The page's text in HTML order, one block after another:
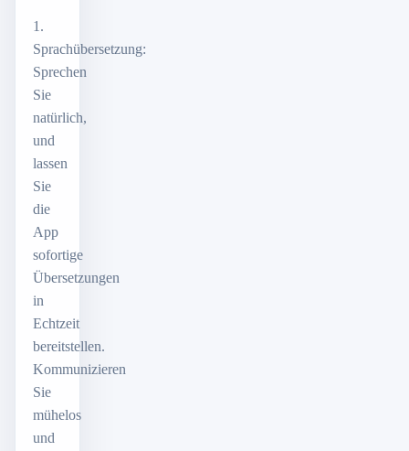
1.
Sprachübersetzung:
Sprechen
Sie
natürlich,
und
lassen
Sie
die
App
sofortige
Übersetzungen
in
Echtzeit
bereitstellen.
Kommunizieren
Sie
mühelos
und